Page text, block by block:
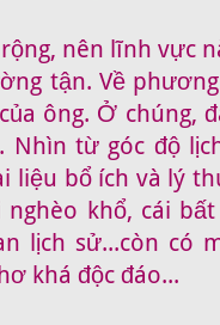
nên lĩnh vực
tận. Về
ông. Ở chúng,
Nhìn từ góc độ
liệu bổ ích và lý
khổ, cái
lịch sử...còn có
khá độc đáo...